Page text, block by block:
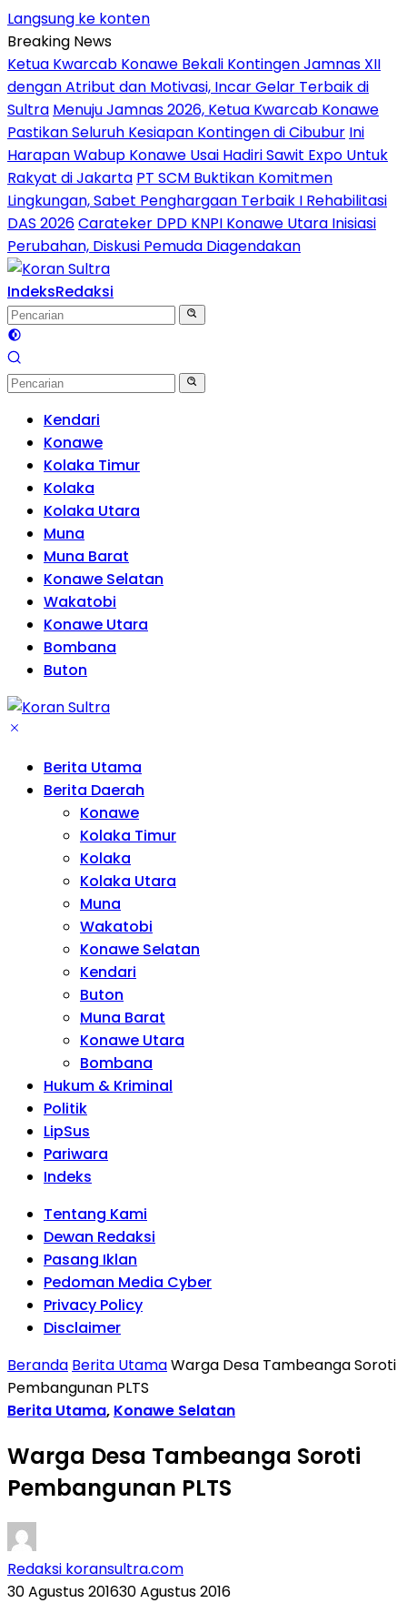
Langsung ke konten
Breaking News
Ketua Kwarcab Konawe Bekali Kontingen Jamnas XII
dengan Atribut dan Motivasi, Incar Gelar Terbaik di
Sultra Menuju Jamnas 2026, Ketua Kwarcab Konawe
Pastikan Seluruh Kesiapan Kontingen di Cibubur Ini
Harapan Wabup Konawe Usai Hadiri Sawit Expo Untuk
Rakyat di Jakarta PT SCM Buktikan Komitmen
Lingkungan, Sabet Penghargaan Terbaik I Rehabilitasi
DAS 2026Carateker DPD KNPI Konawe Utara Inisiasi
Perubahan, Diskusi Pemuda Diagendakan
IndeksRedaksi
Kendari
Konawe
Kolaka Timur
Kolaka
Kolaka Utara
Muna
Muna Barat
Konawe Selatan
Wakatobi
Konawe Utara
Bombana
Buton
Berita Utama
Berita Daerah
Konawe
Kolaka Timur
Kolaka
Kolaka Utara
Muna
Wakatobi
Konawe Selatan
Kendari
Buton
Muna Barat
Konawe Utara
Bombana
Hukum & Kriminal
Politik
LipSus
Pariwara
Indeks
Tentang Kami
Dewan Redaksi
Pasang Iklan
Pedoman Media Cyber
Privacy Policy
Disclaimer
Beranda Berita UtamaWarga Desa Tambeanga Soroti
Pembangunan PLTS
Berita Utama, Konawe Selatan
Warga Desa Tambeanga Soroti
Pembangunan PLTS
Redaksi koransultra.com
30 Agustus 201630 Agustus 2016